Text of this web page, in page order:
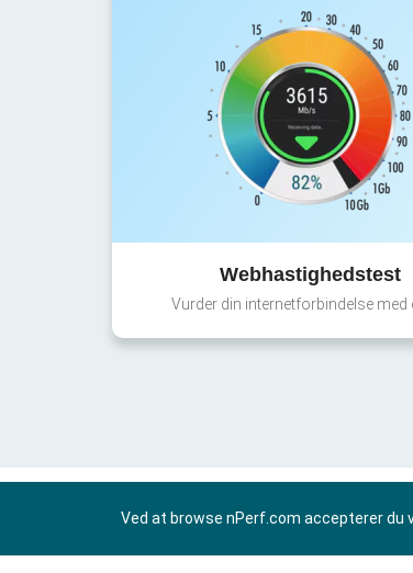
Webhastighedstest
Vurder din internetforbindelse med
Ved at browse nPerf.com accepterer du